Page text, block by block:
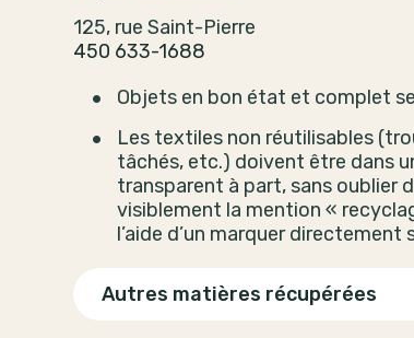
125, rue Saint-Pierre
450 633-1688
Objets en bon état et complet
Les textiles non réutilisables
tâchés, etc.) doivent être dans
transparent à part, sans oublier
visiblement la mention «
l’aide d’un marquer directement
Autres matières récupérées